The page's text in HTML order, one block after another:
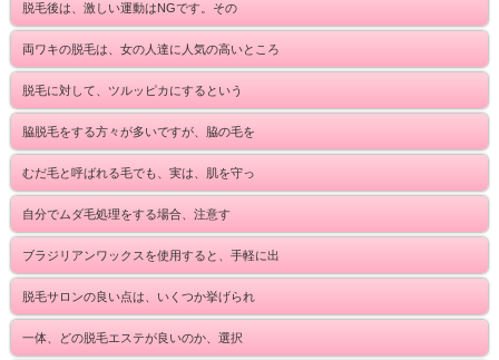
脱毛後は、激しい運動はNGです。その
両ワキの脱毛は、女の人達に人気の高いところ
脱毛に対して、ツルッピカにするという
脇脱毛をする方々が多いですが、脇の毛を
むだ毛と呼ばれる毛でも、実は、肌を守っ
自分でムダ毛処理をする場合、注意す
ブラジリアンワックスを使用すると、手軽に出
脱毛サロンの良い点は、いくつか挙げられ
一体、どの脱毛エステが良いのか、選択